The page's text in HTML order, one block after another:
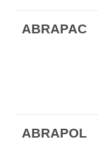
ABRAPAC
ABRAPOL